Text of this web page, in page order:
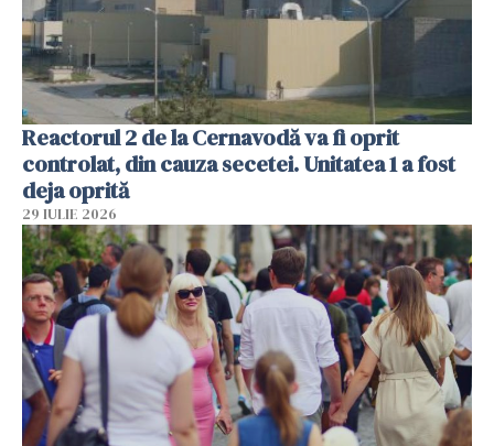
Reactorul 2 de la Cernavodă va fi oprit
controlat, din cauza secetei. Unitatea 1 a fost
deja oprită
29 IULIE 2026